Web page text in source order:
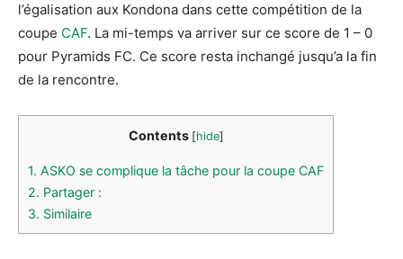
l’égalisation aux Kondona dans cette compétition de la
coupe CAF. La mi-temps va arriver sur ce score de 1 – 0
pour Pyramids FC. Ce score resta inchangé jusqu’a la fin
de la rencontre.
Contents [hide]
1. ASKO se complique la tâche pour la coupe CAF
2. Partager :
3. Similaire